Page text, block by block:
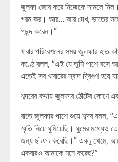
জুলফা জোর করে নিজেকে সামলে
গরম কর। আর… আর দেখ, ভাতের
পছন্দ করেন।”
খাবার পরিবেশনের সময় জুলফার হাত
কণ্ঠে বলল, “এই যে তুমি পাশে বসে
এতেই সব খাবারের স্বাদ দ্বিগুণ হয়ে
শব্দরের কথায় জুলফার ঠোঁটের কোণে
রাতে জুলফার পাশে শুয়ে শব্দর বলল,
স্মৃতি নিয়ে ঘুমিয়েছি। ঘুমের মধ্যেও
জন্য ছটফট করেছি।” একটু থেমে,
একবারও আমাকে মনে করেছ?”